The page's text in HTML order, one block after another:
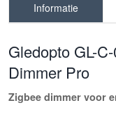
Informatie
Gledopto GL-
Dimmer Pro
Zigbee dimmer voor